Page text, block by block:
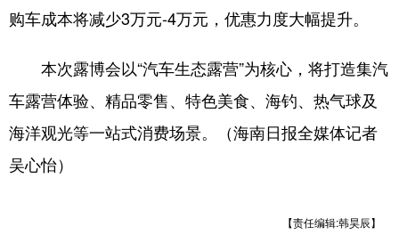
购车成本将减少3万元-4万元，优惠力度大幅提升。
本次露博会以“汽车生态露营”为核心，将打造集汽
车露营体验、精品零售、特色美食、海钓、热气球及
海洋观光等一站式消费场景。（海南日报全媒体记者
吴心怡）
【责任编辑:韩昊辰】